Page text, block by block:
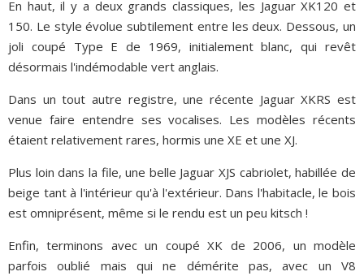
En haut, il y a deux grands classiques, les Jaguar XK120 et
150. Le style évolue subtilement entre les deux. Dessous, un
joli coupé Type E de 1969, initialement blanc, qui revêt
désormais l'indémodable vert anglais.
Dans un tout autre registre, une récente Jaguar XKRS est
venue faire entendre ses vocalises. Les modèles récents
étaient relativement rares, hormis une XE et une XJ.
Plus loin dans la file, une belle Jaguar XJS cabriolet, habillée de
beige tant à l'intérieur qu'à l'extérieur. Dans l'habitacle, le bois
est omniprésent, même si le rendu est un peu kitsch !
Enfin, terminons avec un coupé XK de 2006, un modèle
parfois oublié mais qui ne démérite pas, avec un V8